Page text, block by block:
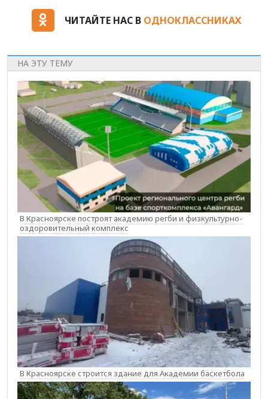
ЧИТАЙТЕ НАС В ОДНОКЛАССНИКАХ
НА ЭТУ ТЕМУ
В Красноярске построят академию регби и физкультурно-
оздоровительный комплекс
В Красноярске строится здание для Академии баскетбола